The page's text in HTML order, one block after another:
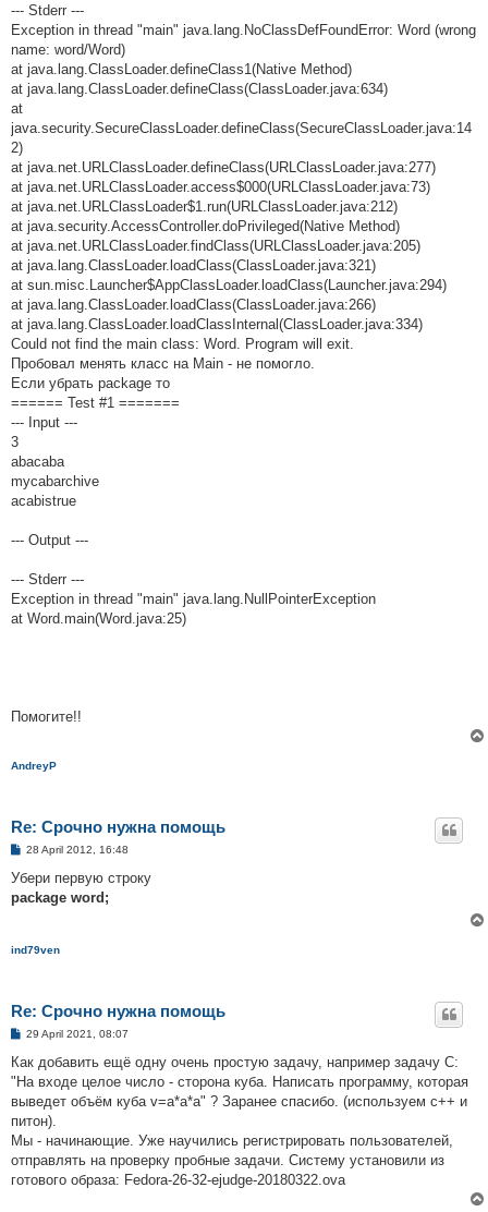
                str[i-1]=s;
            }
        }
        String shortest = str[n-1];
        ArrayList<String> words = new ArrayList();
        for ( int i = 0; i<=shortest.length()-1;i++){
            String st="";
            for( int j = i ; j<=shortest.length()-1;j++){
char c =
                st = st + Character.toString(c);
                words.add(st);
            }
        }
        ArrayList<String> new_words = new ArrayList();
        for ( int i=0; i<=words.size()-1;i++){
            String S = words.get(i);
            int k = 0;
            for ( int j = 0; j<=n-1;j++){
                if(str_new[j].indexOf(S)!=-1){
                    k++;
                }
            }
            if (k==n){
                new_words.add(S);
            }
        }
String ST[] = new_words.toArray( new
        for (int j=0; j<=ST.length-1;j++){
        for (int i =1; i<=ST.length-1;i++){
            if(ST[i-1].length() >= ST[i].length()){
                ST[i]=ST[i-1];
                ST[i-1]=s;
        }
        }
        int l = ST[ST.length-1].length();
                set.add(ST[i]);
            System.out.println(i.next());
        }
--- Stderr ---
Exception in thread "main" java.lang.NoClassDefFoundError: Word (wrong
name: word/Word)
at java.lang.ClassLoader.defineClass1(Native Method)
at java.lang.ClassLoader.defineClass(ClassLoader.java:634)
at
java.security.SecureClassLoader.defineClass(SecureClassLoader.java:14
2)
at java.net.URLClassLoader.defineClass(URLClassLoader.java:277)
at java.net.URLClassLoader.access$000(URLClassLoader.java:73)
at java.net.URLClassLoader$1.run(URLClassLoader.java:212)
at java.security.AccessController.doPrivileged(Native Method)
at java.net.URLClassLoader.findClass(URLClassLoader.java:205)
at java.lang.ClassLoader.loadClass(ClassLoader.java:321)
at sun.misc.Launcher$AppClassLoader.loadClass(Launcher.java:294)
at java.lang.ClassLoader.loadClass(ClassLoader.java:266)
at java.lang.ClassLoader.loadClassInternal(ClassLoader.java:334)
Could not find the main class: Word. Program will exit.
Пробовал менять класс на Main - не помогло.
Если убрать package то
====== Test #1 =======
--- Input ---
3
abacaba
mycabarchive
acabistrue
--- Output ---
--- Stderr ---
Exception in thread "main" java.lang.NullPointerException
at Word.main(Word.java:25)
Помогите!!
AndreyP
Re: Срочно нужна помощь
P
s
28 April 2012, 16:48
Убери первую строку
package word;
ind79ven
Re: Срочно нужна помощь
P
s
29 April 2021, 08:07
Как добавить ещё одну очень простую задачу, например задачу C:
"На входе целое число - сторона куба. Написать программу, которая
выведет объём куба v=a*a*a" ? Заранее спасибо. (используем с++ и
питон).
Мы - начинающие. Уже научились регистрировать пользователей,
отправлять на проверку пробные задачи. Систему установили из
готового образа: Fedora-26-32-ejudge-20180322.ova